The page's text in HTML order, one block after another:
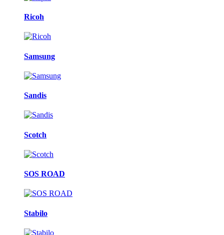
Ricoh
Samsung
Sandis
Scotch
SOS ROAD
Stabilo